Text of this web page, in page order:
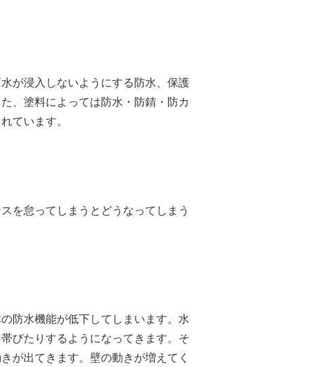
が浸入しないようにする防水、保護
、塗料によっては防水・防錆・防カ
ています。
を怠ってしまうとどうなってしまう
防水機能が低下してしまいます。水
びたりするようになってきます。そ
が出てきます。壁の動きが増えてく